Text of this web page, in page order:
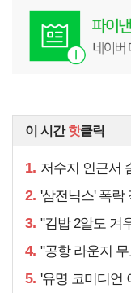
이 시간핫클릭
1. 저수지 인근서 숨
2. '삼전닉스' 폭락
3. "김밥 2알도 겨우
4. "공항 라운지 무료"
5. '유명 코미디언 아